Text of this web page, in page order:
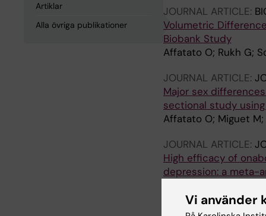
Artiklar
Alla övriga publikationer
JOURNAL ARTICLE:
Volumetric
Biobank Study
Affatato O; Rukh G;
JOURNAL ARTICLE:
Major sex
sectional study using
Affatato O; Miguet
JOURNAL ARTICLE:
High efficacy of
depression: a meta-
VN; Tarasov VV;
Vi använder